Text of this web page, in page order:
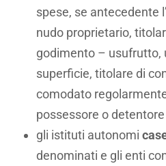
spese, se antecedente
nudo proprietario,
godimento – usufrutto,
superficie, titolare di
comodato
possessore o
gli istituti autonomi
denominati e gli enti